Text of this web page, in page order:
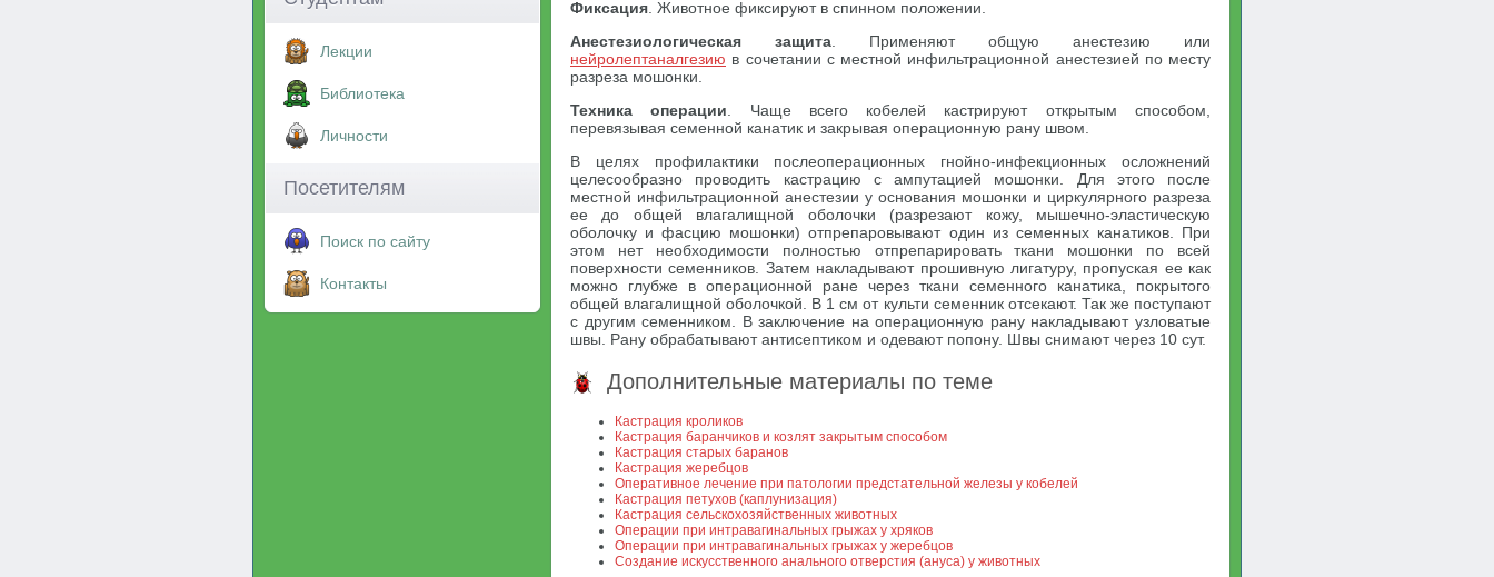
Лекции
Библиотека
Личности
Посетителям
Поиск по сайту
Контакты
Фиксация . Животное фиксируют в спинном положении.
Анестезиологическая защита . Применяют общую анестезию или
нейролептаналгезию в сочетании с местной инфильтрационной анестезией по месту
разреза мошонки.
Техника операции . Чаще всего кобелей кастрируют открытым способом,
перевязывая семенной канатик и закрывая операционную рану швом.
В целях профилактики послеоперационных гнойно-инфекционных осложнений
целесообразно проводить кастрацию с ампутацией мошонки. Для этого после
местной инфильтрационной анестезии у основания мошонки и циркулярного разреза
ее до общей влагалищной оболочки (разрезают кожу, мышечно-эластическую
оболочку и фасцию мошонки) отпрепаровывают один из семенных канатиков. При
этом нет необходимости полностью отпрепарировать ткани мошонки по всей
поверхности семенников. Затем накладывают прошивную лигатуру, пропуская ее как
можно глубже в операционной ране через ткани семенного канатика, покрытого
общей влагалищной оболочкой. В 1 см от культи семенник отсекают. Так же поступают
с другим семенником. В заключение на операционную рану накладывают узловатые
швы. Рану обрабатывают антисептиком и одевают попону. Швы снимают через 10 сут.
Дополнительные материалы по теме
Кастрация кроликов
Кастрация баранчиков и козлят закрытым способом
Кастрация старых баранов
Кастрация жеребцов
Оперативное лечение при патологии предстательной железы у кобелей
Кастрация петухов (каплунизация)
Кастрация сельскохозяйственных животных
Операции при интравагинальных грыжах у хряков
Операции при интравагинальных грыжах у жеребцов
Создание искусственного анального отверстия (ануса) у животных